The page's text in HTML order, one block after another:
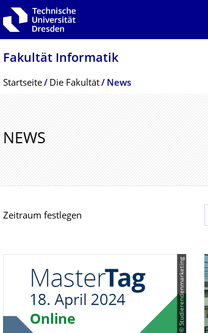
Fakultät Informatik
Breadcrumb-Menü
Startseite Die Fakultät News
NEWS
Zeitraum festlegen
© Studierendenmarketing